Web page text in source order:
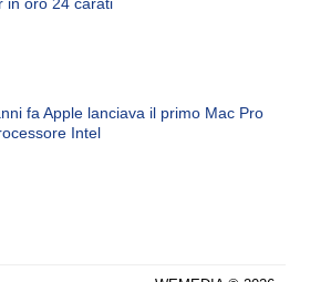
fa Apple lanciava il primo Mac Pro
Intel